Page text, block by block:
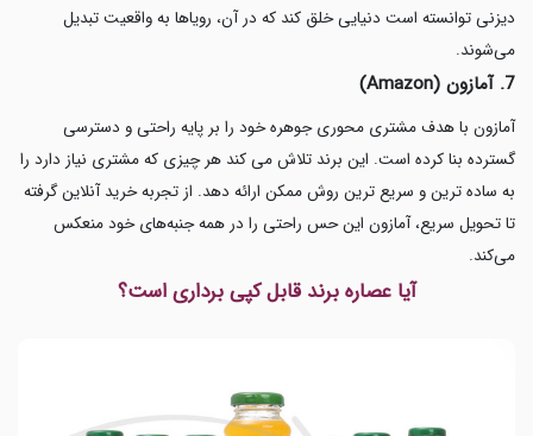
دیزنی توانسته است دنیایی خلق کند که در آن، رویاها به واقعیت تبدیل
می‌شوند.
7. آمازون (Amazon)
آمازون با هدف مشتری محوری جوهره خود را بر پایه راحتی و دسترسی
گسترده بنا کرده است. این برند تلاش می کند هر چیزی که مشتری نیاز دارد را
به ساده ترین و سریع ترین روش ممکن ارائه دهد. از تجربه خرید آنلاین گرفته
تا تحویل سریع، آمازون این حس راحتی را در همه جنبه‌های خود منعکس
می‌کند.
آیا عصاره برند قابل کپی برداری است؟